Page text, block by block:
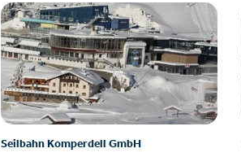
Seilbahn Komperdell GmbH